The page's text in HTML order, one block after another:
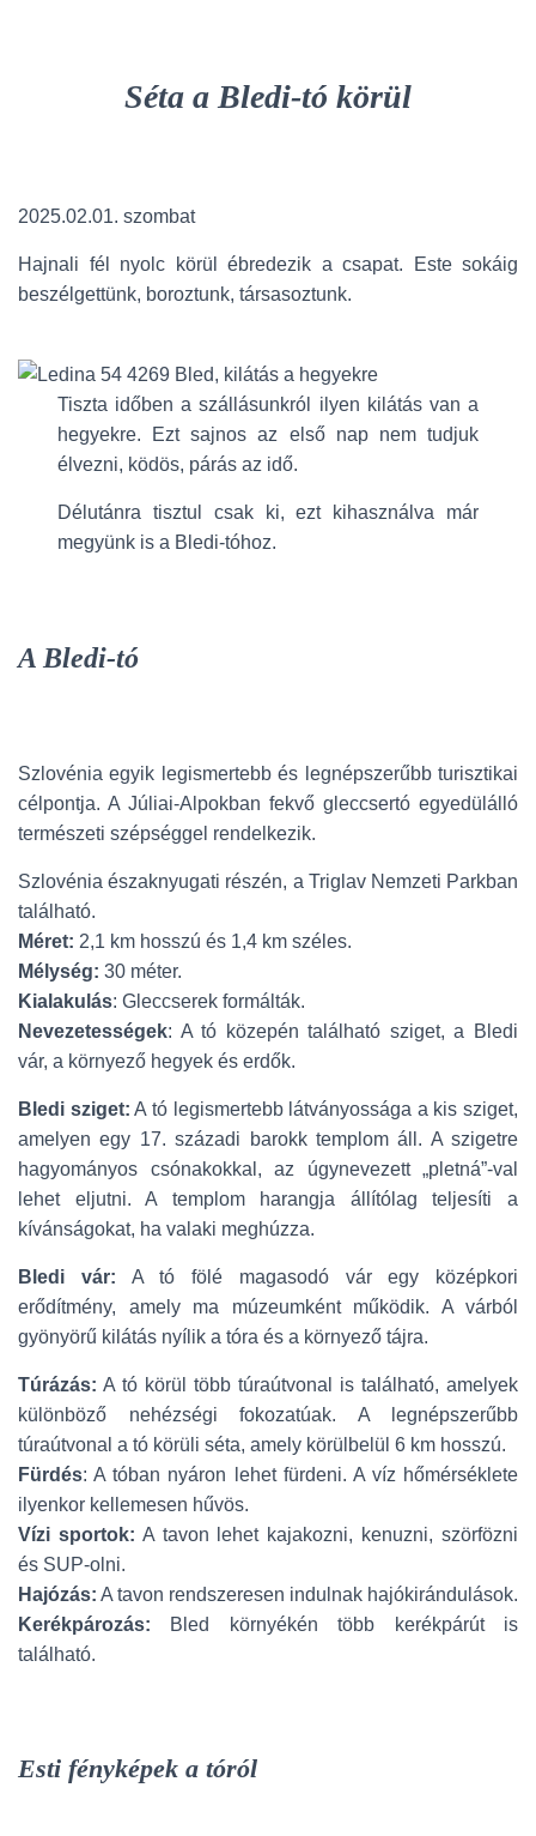
Séta a Bledi-tó körül
2025.02.01. szombat
Hajnali fél nyolc körül ébredezik a csapat. Este sokáig
beszélgettünk, boroztunk, társasoztunk.
Tiszta időben a szállásunkról ilyen kilátás van a
hegyekre. Ezt sajnos az első nap nem tudjuk
élvezni, ködös, párás az idő.
Délutánra tisztul csak ki, ezt kihasználva már
megyünk is a Bledi-tóhoz.
A Bledi-tó
Szlovénia egyik legismertebb és legnépszerűbb turisztikai
célpontja. A Júliai-Alpokban fekvő gleccsertó egyedülálló
természeti szépséggel rendelkezik.
Szlovénia északnyugati részén, a Triglav Nemzeti Parkban
található.
Méret: 2,1 km hosszú és 1,4 km széles.
Mélység: 30 méter.
Kialakulás: Gleccserek formálták.
Nevezetességek: A tó közepén található sziget, a Bledi
vár, a környező hegyek és erdők.
Bledi sziget: A tó legismertebb látványossága a kis sziget,
amelyen egy 17. századi barokk templom áll. A szigetre
hagyományos csónakokkal, az úgynevezett „pletná”-val
lehet eljutni. A templom harangja állítólag teljesíti a
kívánságokat, ha valaki meghúzza.
Bledi vár: A tó fölé magasodó vár egy középkori
erődítmény, amely ma múzeumként működik. A várból
gyönyörű kilátás nyílik a tóra és a környező tájra.
Túrázás: A tó körül több túraútvonal is található, amelyek
különböző nehézségi fokozatúak. A legnépszerűbb
túraútvonal a tó körüli séta, amely körülbelül 6 km hosszú.
Fürdés: A tóban nyáron lehet fürdeni. A víz hőmérséklete
ilyenkor kellemesen hűvös.
Vízi sportok: A tavon lehet kajakozni, kenuzni, szörfözni
és SUP-olni.
Hajózás: A tavon rendszeresen indulnak hajókirándulások.
Kerékpározás: Bled környékén több kerékpárút is
található.
Esti fényképek a tóról